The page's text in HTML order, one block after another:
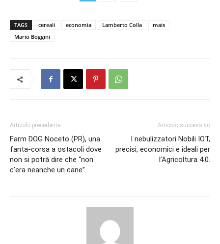
TAGS cereali economia Lamberto Colla
mais
Mario Boggini
Articolo precedente
Farm DOG Noceto (PR), una
fanta-corsa a ostacoli dove
non si potrà dire che “non
c’era neanche un cane”.
Articolo successivo
I nebulizzatori Nobili IOT,
precisi, economici e ideali per
l’Agricoltura 4.0.